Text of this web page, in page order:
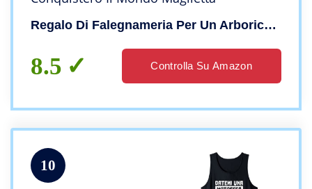
Regalo Di Falegnameria Per Un Arboricoltore
8.5 Controlla Su Amazon
10